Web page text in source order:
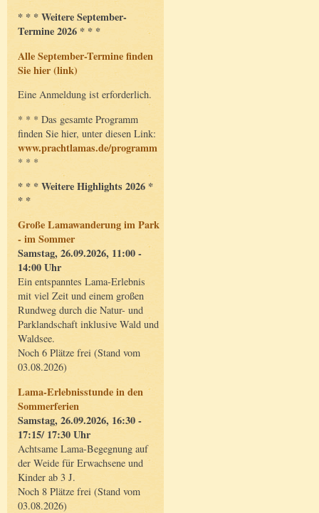
* * * Weitere September-
Termine 2026 * * *
Alle September-Termine finden
Sie hier (link)
Eine Anmeldung ist erforderlich.
* * * Das gesamte Programm
finden Sie hier, unter diesen Link:
www.prachtlamas.de/programm
* * *
* * * Weitere Highlights 2026 *
* *
Große Lamawanderung im Park
- im Sommer
Samstag, 26.09.2026, 11:00 -
14:00 Uhr
Ein entspanntes Lama-Erlebnis
mit viel Zeit und einem großen
Rundweg durch die Natur- und
Parklandschaft inklusive Wald und
Waldsee.
Noch 6 Plätze frei (Stand vom
03.08.2026)
Lama-Erlebnisstunde in den
Sommerferien
Samstag, 26.09.2026, 16:30 -
17:15/ 17:30 Uhr
Achtsame Lama-Begegnung auf
der Weide für Erwachsene und
Kinder ab 3 J.
Noch 8 Plätze frei (Stand vom
03.08.2026)